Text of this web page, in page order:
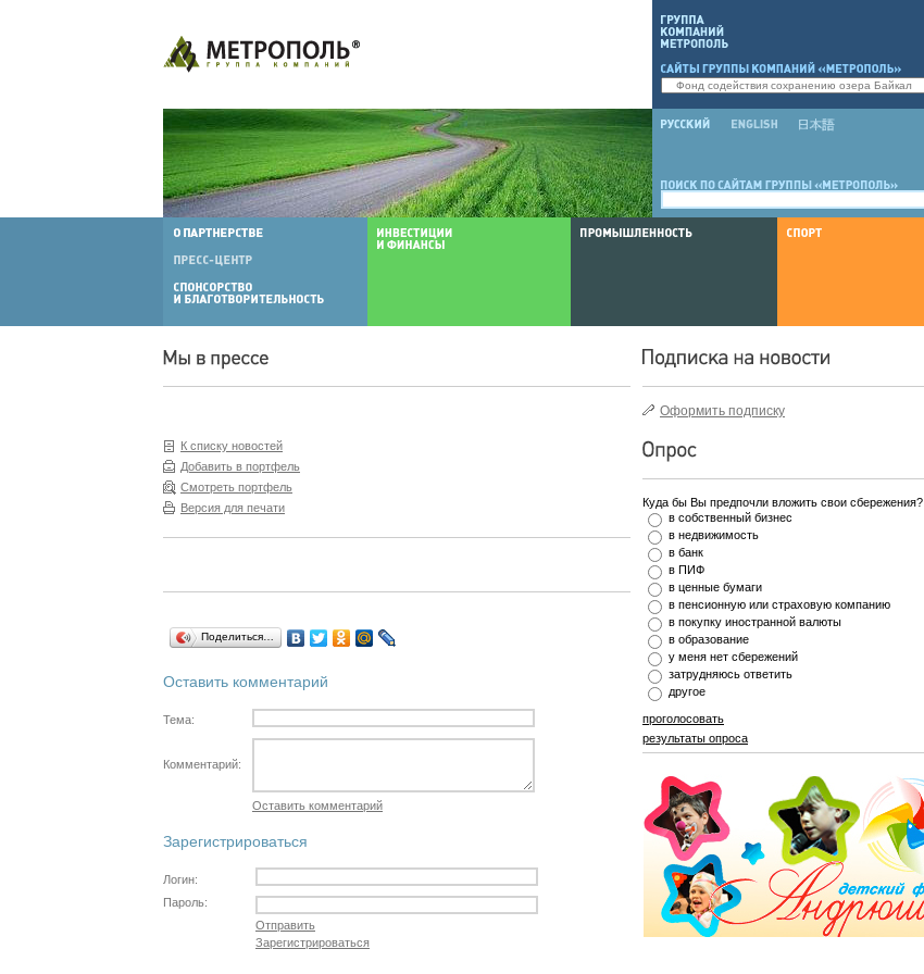
К списку новостей
Добавить в портфель
Смотреть портфель
Версия для печати
Поделиться…
Оставить комментарий
Тема:
Комментарий:
Оставить комментарий
Зарегистрироваться
Логин:
Пароль:
Отправить
Зарегистрироваться
Оформить подписку
Куда бы Вы предпочли вложить свои сбережения?
в собственный бизнес
в недвижимость
в банк
в ПИФ
в ценные бумаги
в пенсионную или страховую компанию
в покупку иностранной валюты
в образование
у меня нет сбережений
затрудняюсь ответить
другое
проголосовать
результаты опроса